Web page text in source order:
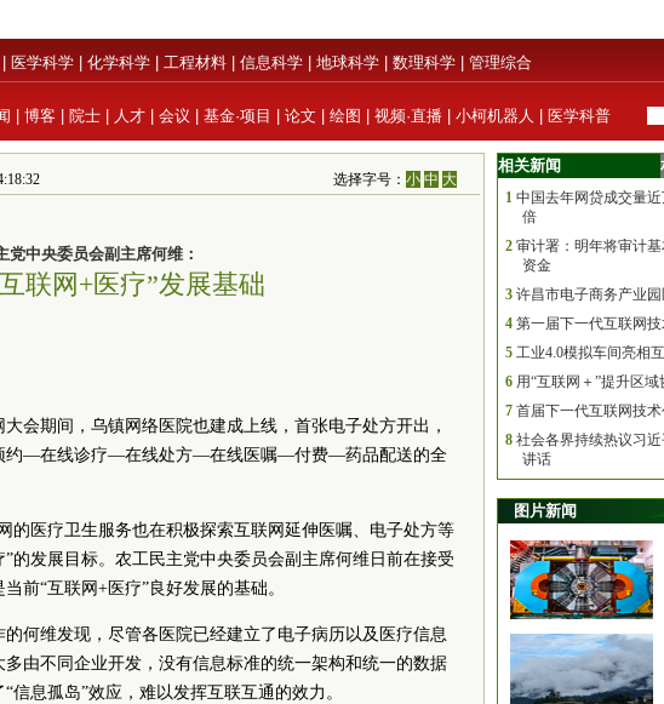
医学科学 化学科学 工程材料 信息科学 地球科学 数理科学 管理综合
博客 院士 人才 会议 基金·项目 论文 绘图 视频·直播 小柯机器人 医学科普
选择字号：小 中 大
党中央委员会副主席何维：
联网+医疗”发展基础
会期间，乌镇网络医院也建成上线，首张电子处方开出，
约—在线诊疗—在线处方—在线医嘱—付费—药品配送的全
的医疗卫生服务也在积极探索互联网延伸医嘱、电子处方等
的发展目标。农工民主党中央委员会副主席何维日前在接受
前“互联网+医疗”良好发展的基础。
何维发现，尽管各医院已经建立了电子病历以及医疗信息
由不同企业开发，没有信息标准的统一架构和统一的数据
息孤岛”效应，难以发挥互联互通的效力。
相关新闻
1 中国去年网贷成交量
倍
2 审计署：明年将审计
资金
3 许昌市电子商务产业园
4 第一届下一代互联网
5 工业4.0模拟车间亮相
6 用“互联网＋”提升区
7 首届下一代互联网技
8 社会各界持续热议习
讲话
图片新闻